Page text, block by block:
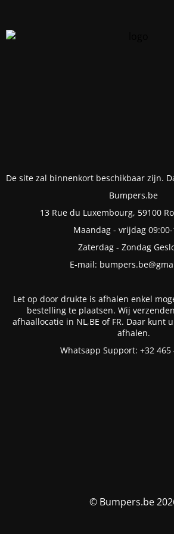
De site zal binnenkort beschikbaar zijn.
Bumpers.be
13 Rue du Luxembourg, 59100
Maandag - vrijdag
Zaterdag - Zondag
E-mail:
Let op door drukte is afhalen enkel
bestelling te plaatsen. Wij
afhaallocatie in NL,BE of FR. Daar kunt
afhalen.
Whatsapp Support: +32 465
© Bumpers.be